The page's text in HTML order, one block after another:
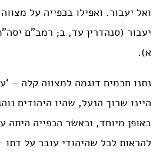
ואל יעבור. ואפילו בכפייה על
יעבור (סנהדרין עד, ב; רמב”ם
א).
נתנו חכמים דוגמה למצווה קלה –
היינו שרוך הנעל, שהיו היהודים
באופן מיוחד, וכאשר הכפייה היתה
להראות לכל שהיהודי עובר על דתו